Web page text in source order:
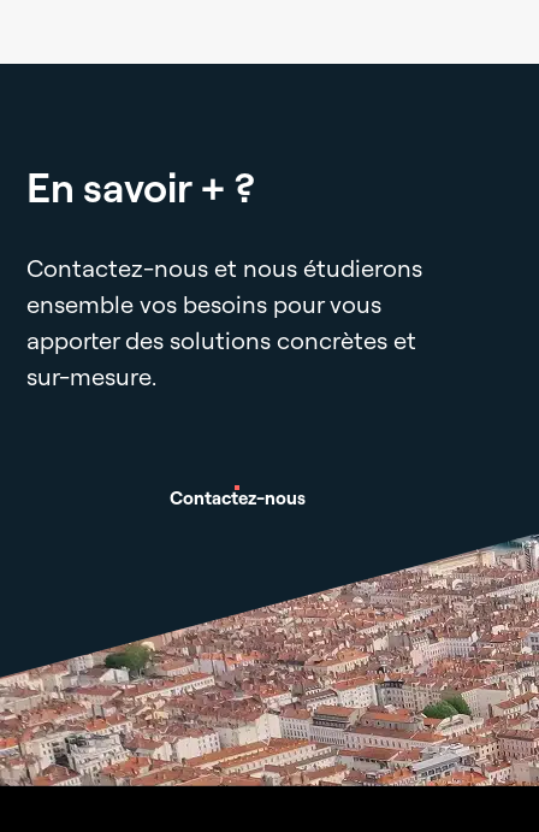
En savoir + ?
Contactez-nous et nous étudierons
ensemble vos besoins pour vous
apporter des solutions concrètes et
sur-mesure.
Contactez-nous